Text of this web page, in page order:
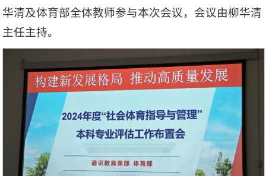
华清及体育部全体教师参与本次会议，会议由柳华清
主任主持。